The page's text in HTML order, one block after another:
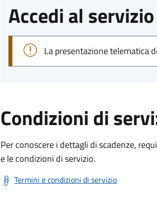
Accedi al servizio
La presentazione telematica
Condizioni di
Per conoscere i dettagli di scadenze,
e le condizioni di servizio.
Termini e condizioni di servizio